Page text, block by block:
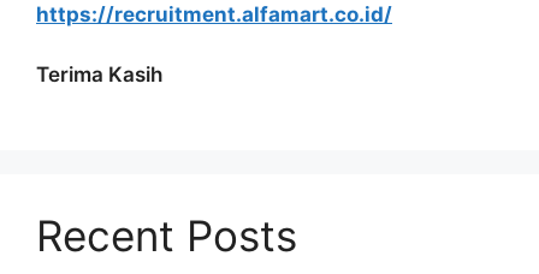
https://recruitment.alfamart.co.id/
Terima Kasih
Recent Posts